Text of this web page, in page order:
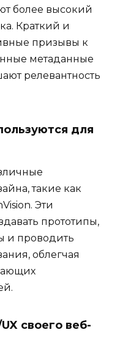
более высокий
Краткий и
призывы к
метаданные
релевантность
для
такие как
Эти
прототипы,
и проводить
облегчая
своего веб-